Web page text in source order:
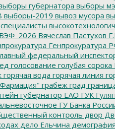
губернатора выборы
выборы-2019 вывоз мусора
ВЭФ_2026 Вячеслав Пастухов
Генпрокуратура
федеральный
голосование голубая сорока
горячая вода горячая линия
грабеж град
губернатор ЕАО ГУК
ГУ Банка
контроль двор
дело Ельчина демография